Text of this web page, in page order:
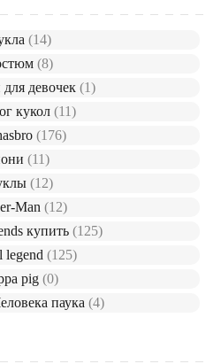
(14)
(8)
девочек (1)
кукол (11)
(176)
(11)
(12)
Man(12)
купить(125)
legend(125)
pig(0)
паука (4)